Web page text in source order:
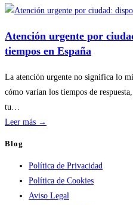
por
temporada
de
calderas:
Atención urgente por
tiempos en España
La atención urgente no significa lo
cómo varían los tiempos de
tu…
Leer más →
por
ciudad:
disponibilidad
Blog
Política de Privacidad
Política de Cookies
Aviso Legal